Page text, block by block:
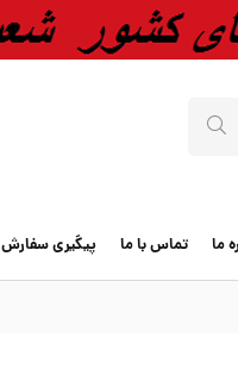
ما تماس با ما پیگیری سفارش